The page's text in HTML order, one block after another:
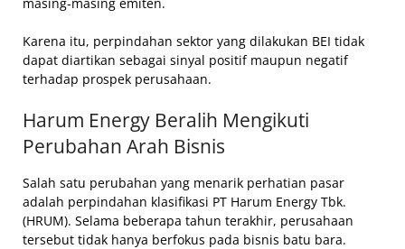
Karena itu, perpindahan sektor yang dilakukan BEI tidak
dapat diartikan sebagai sinyal positif maupun negatif
terhadap prospek perusahaan.
Harum Energy Beralih Mengikuti
Perubahan Arah Bisnis
Salah satu perubahan yang menarik perhatian pasar
adalah perpindahan klasifikasi PT Harum Energy Tbk.
(HRUM). Selama beberapa tahun terakhir, perusahaan
tersebut tidak hanya berfokus pada bisnis batu bara.